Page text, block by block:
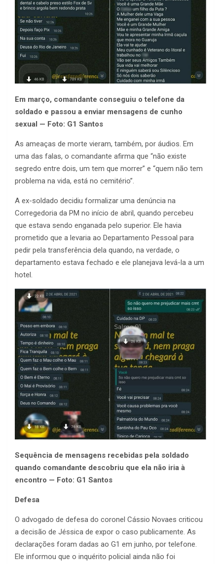
Em março, comandante conseguiu o telefone da
soldado e passou a enviar mensagens de cunho
sexual — Foto: G1 Santos
As ameaças de morte vieram, também, por áudios. Em
uma das falas, o comandante afirma que “não existe
segredo entre dois, um tem que morrer” e “quem não tem
problema na vida, está no cemitério”.
A ex-soldado decidiu formalizar uma denúncia na
Corregedoria da PM no início de abril, quando percebeu
que estava sendo enganada pelo superior. Ele havia
prometido que a levaria ao Departamento Pessoal para
pedir pela transferência dela quando, na verdade, o
departamento estava fechado e ele planejava levá-la a um
hotel.
Sequência de mensagens recebidas pela soldado
quando comandante descobriu que ela não iria à
encontro — Foto: G1 Santos
Defesa
O advogado de defesa do coronel Cássio Novaes criticou
a decisão de Jéssica de expor o caso publicamente. As
declarações foram dadas ao G1 em junho, por telefone.
Ele informou que o inquérito policial ainda não foi